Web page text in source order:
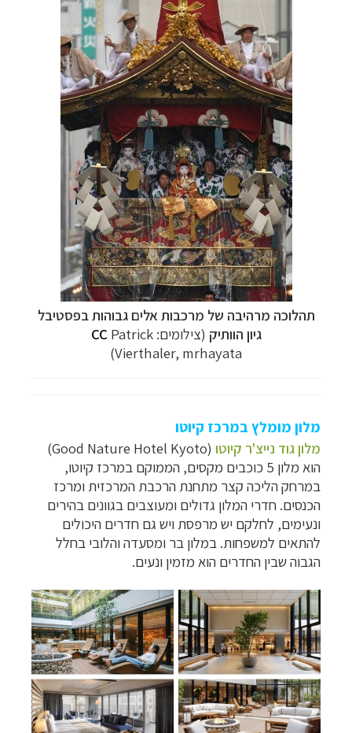
תהלוכה מרהיבה של מרכבות אלים גבוהות בפסטיבל
גיון הוותיק (צילומים: CC Patrick
Vierthaler, mrhayata
)
מלון מומלץ במרכז קיוטו
מלון גוד נייצ'ר קיוטו
(Good Nature Hotel Kyoto)
הוא מלון 5 כוכבים מקסים, הממוקם במרכז קיוטו,
במרחק הליכה קצר מתחנת הרכבת המרכזית ומרכז
הכנסים. חדרי המלון גדולים ומעוצבים בגוונים בהירים
ונעימים, לחלקם יש מרפסת ויש גם חדרים היכולים
להתאים למשפחות. במלון בר ומסעדה והלובי בחלל
הגבוה שבין החדרים הוא מזמין ונעים.